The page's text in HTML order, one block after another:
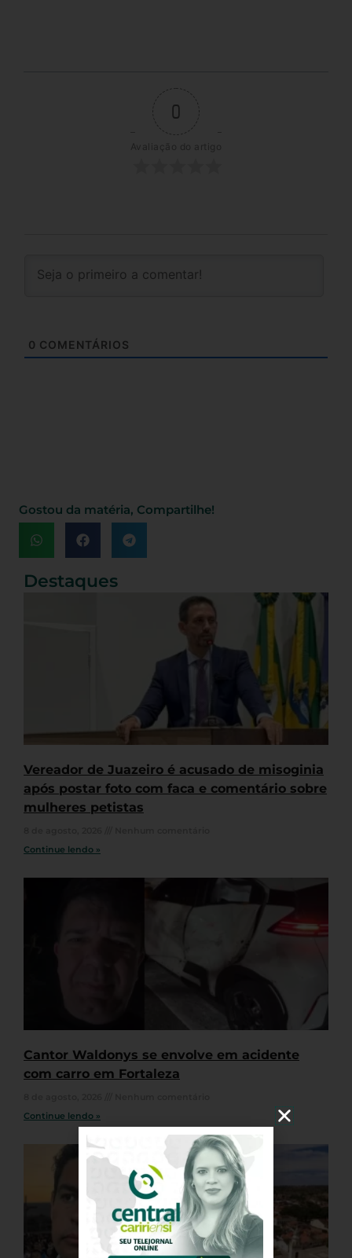
0
Avaliação do artigo
0 COMENTÁRIOS
Gostou da matéria, Compartilhe!
Destaques
Vereador de Juazeiro é acusado de misoginia
após postar foto com faca e comentário sobre
mulheres petistas
Continue lendo »
Cantor Waldonys se envolve em acidente
com carro em Fortaleza
Continue lendo »